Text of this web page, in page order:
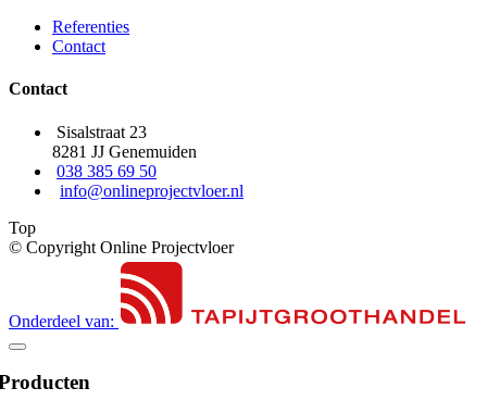
Referenties
Contact
Contact
Sisalstraat 23
8281 JJ Genemuiden
038 385 69 50
info@onlineprojectvloer.nl
Top
© Copyright Online Projectvloer
Onderdeel van: